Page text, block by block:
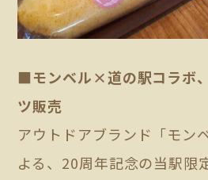
■モンベル×道の駅コラボ
ツ販売
アウトドアブランド「モン
よる、20周年記念の当駅限